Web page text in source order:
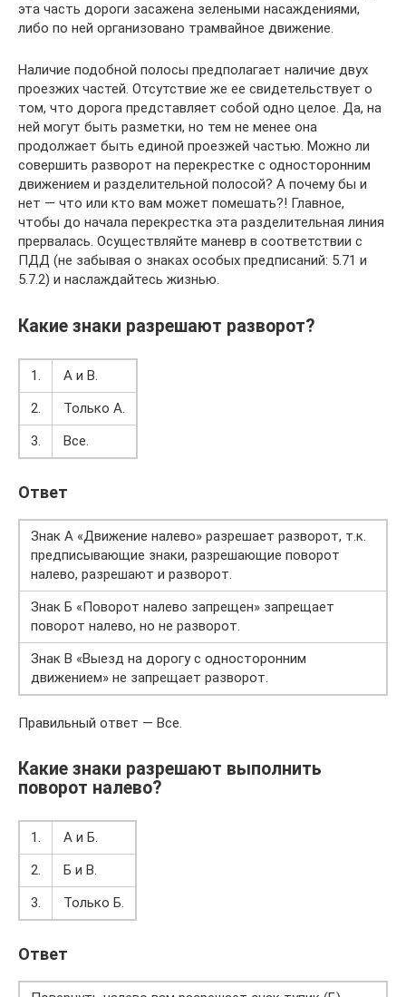
эта часть дороги засажена зелеными насаждениями,
либо по ней организовано трамвайное движение.
Наличие подобной полосы предполагает наличие двух
проезжих частей. Отсутствие же ее свидетельствует о
том, что дорога представляет собой одно целое. Да, на
ней могут быть разметки, но тем не менее она
продолжает быть единой проезжей частью. Можно ли
совершить разворот на перекрестке с односторонним
движением и разделительной полосой? А почему бы и
нет — что или кто вам может помешать?! Главное,
чтобы до начала перекрестка эта разделительная линия
прервалась. Осуществляйте маневр в соответствии с
ПДД (не забывая о знаках особых предписаний: 5.71 и
5.7.2) и наслаждайтесь жизнью.
Какие знаки разрешают разворот?
1.
А и В.
2.
Только А.
3.
Все.
Ответ
Знак А «Движение налево» разрешает разворот, т.к.
предписывающие знаки, разрешающие поворот
налево, разрешают и разворот.
Знак Б «Поворот налево запрещен» запрещает
поворот налево, но не разворот.
Знак В «Выезд на дорогу с односторонним
движением» не запрещает разворот.
Правильный ответ — Все.
Какие знаки разрешают выполнить
поворот налево?
1.
А и Б.
2.
Б и В.
3.
Только Б.
Ответ